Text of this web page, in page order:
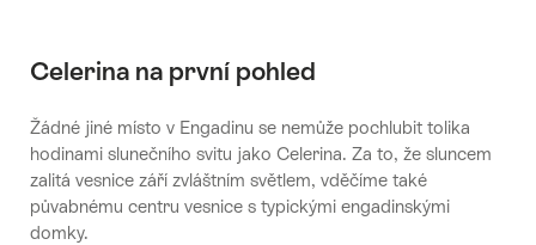
Celerina na první pohled
Žádné jiné místo v Engadinu se nemůže pochlubit tolika
hodinami slunečního svitu jako Celerina. Za to, že sluncem
zalitá vesnice září zvláštním světlem, vděčíme také
půvabnému centru vesnice s typickými engadinskými
domky.